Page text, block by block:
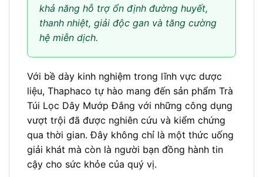
khả năng hỗ trợ ổn định đường huyết,
thanh nhiệt, giải độc gan và tăng cường
hệ miễn dịch.
Với bề dày kinh nghiệm trong lĩnh vực dược
liệu, Thaphaco tự hào mang đến sản phẩm Trà
Túi Lọc Dây Mướp Đắng với những công dụng
vượt trội đã được nghiên cứu và kiểm chứng
qua thời gian. Đây không chỉ là một thức uống
giải khát mà còn là người bạn đồng hành tin
cậy cho sức khỏe của quý vị.